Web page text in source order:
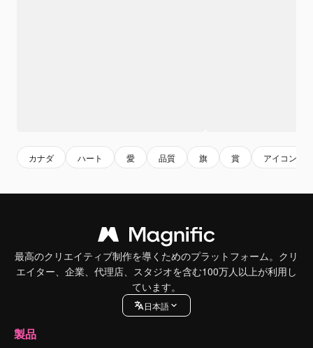
カナダ ハート 愛 品質 旗 賞 アイコンパ
最高のクリエイティブ制作を導くためのプラットフォーム。クリ
エイター、企業、代理店、スタジオを含む100万人以上が利用し
ています。
日本語
製品